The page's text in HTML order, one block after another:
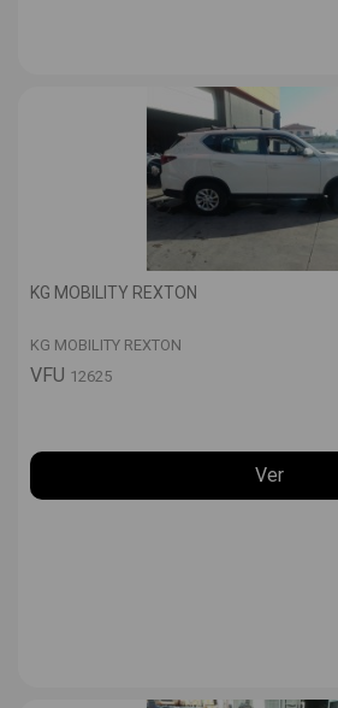
KG MOBILITY REXTON
KG MOBILITY REXTON
VFU 12625
Ver